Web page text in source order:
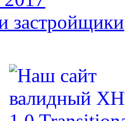
застройщики